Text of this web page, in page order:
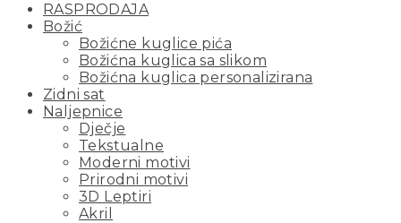
RASPRODAJA
Božić
Božićne kuglice pića
Božićna kuglica sa slikom
Božićna kuglica personalizirana
Zidni sat
Naljepnice
Dječje
Tekstualne
Moderni motivi
Prirodni motivi
3D Leptiri
Akril